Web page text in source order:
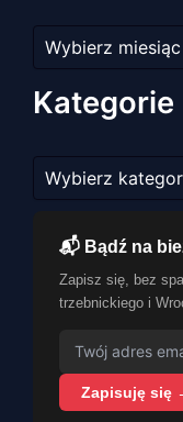
artykułów
Kategorie
📬 Bądź na
Zapisz się, bez
trzebnickiego i
Zapisuję się